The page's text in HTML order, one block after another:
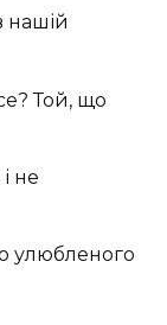
нашій
Той, що
не
улюбленого